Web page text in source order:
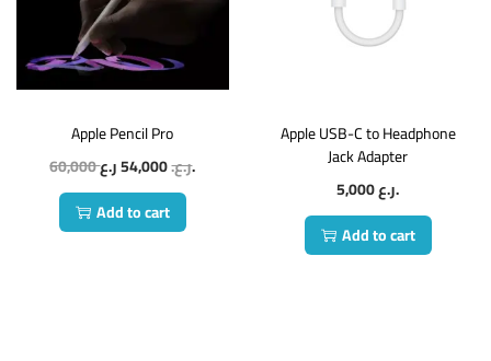
Apple Pencil Pro
60,000
ر.ع.54,000
ر.ع.
Add to cart
Apple USB-C to Headphone
Jack Adapter
5,000
ر.ع.
Add to cart